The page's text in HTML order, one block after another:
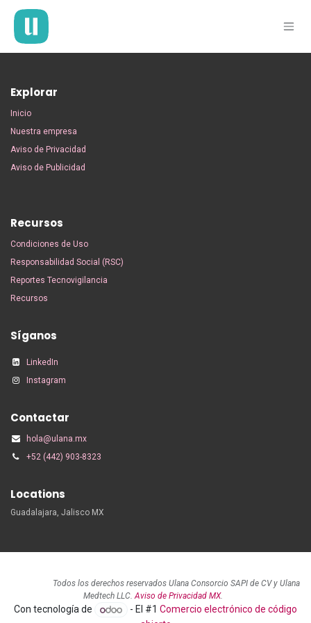
Explorar
Inicio
Nuestra empresa
Aviso de Privacidad
Aviso de Publicidad
Recursos
Condiciones de Uso
Responsabilidad Social (RSC)
Reportes Tecnovigilancia
Recursos
Síganos
LinkedIn
Instagram
Contactar
hola@ulana.mx
+52 (442) 903-8323
Locations
Guadalajara, Jalisco MX
Todos los derechos reservados Ulana Consorcio SAPI de CV y Ulana
Medtech LLC.Aviso de Privacidad MX.
Con tecnología de - El #1Comercio electrónico de código